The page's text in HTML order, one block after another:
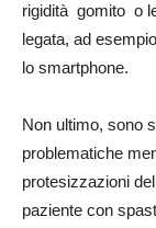
rigidità gomito o
legata, ad
lo smartphone.
Non ultimo, sono
problematiche
protesizzazioni
paziente con